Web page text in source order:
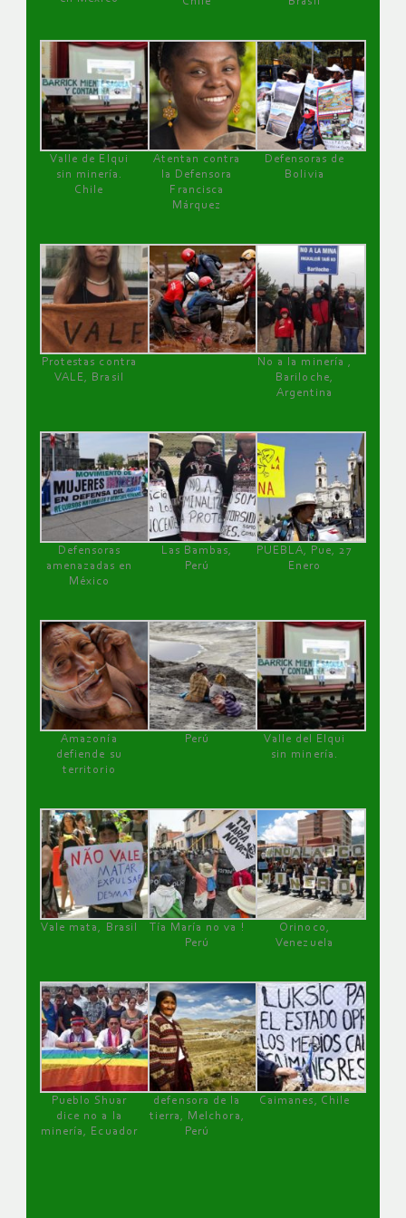
Valle de Elqui
sin minería.
Chile
Atentan contra
la Defensora
Francisca
Márquez
Defensoras de
Bolivia
Protestas contra
VALE, Brasil
No a la minería ,
Bariloche,
Argentina
Defensoras
amenazadas en
México
Las Bambas,
Perú
PUEBLA, Pue, 27
Enero
Amazonía
defiende su
territorio
Perú
Valle del Elqui
sin minería.
Vale mata, Brasil
Tía María no va !
Perú
Orinoco,
Venezuela
Pueblo Shuar
dice no a la
minería, Ecuador
defensora de la
tierra, Melchora,
Perú
Caimanes, Chile